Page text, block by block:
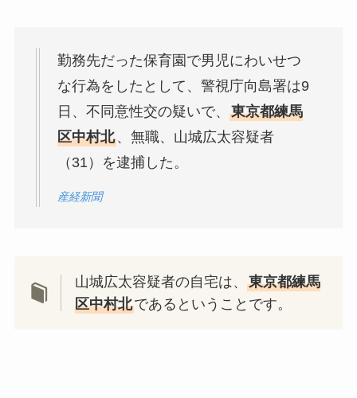
勤務先だった保育園で男児にわいせつ
な行為をしたとして、警視庁向島署は9
日、不同意性交の疑いで、 東京都練馬
区中村北、無職、山城広太容疑者
（31）を逮捕した。
産経新聞
山城広太容疑者の自宅は、東京都練馬
区中村北であるということです。